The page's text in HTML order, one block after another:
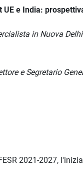
UE e India:
in Nuova Delhi
e Segretario
2021-2027,